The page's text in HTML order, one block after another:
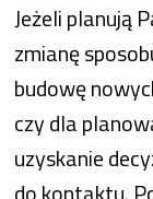
Jeżeli planują
zmianę
budowę
czy dla
uzyskanie